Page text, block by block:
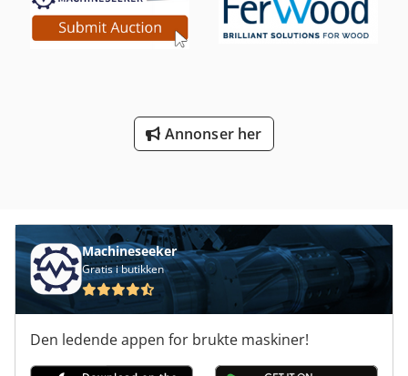
Annonser her
Machineseeker
Gratis i butikken
Den ledende appen for brukte maskiner!